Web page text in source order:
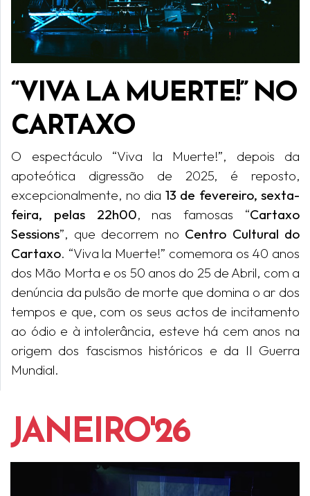
“VIVA LA MUERTE!” NO
CARTAXO
O espectáculo “Viva la Muerte!”, depois da
apoteótica digressão de 2025, é reposto,
excepcionalmente, no dia 13 de fevereiro, sexta-
feira, pelas 22h00, nas famosas “Cartaxo
Sessions”, que decorrem no Centro Cultural do
Cartaxo. “Viva la Muerte!” comemora os 40 anos
dos Mão Morta e os 50 anos do 25 de Abril, com a
denúncia da pulsão de morte que domina o ar dos
tempos e que, com os seus actos de incitamento
ao ódio e à intolerância, esteve há cem anos na
origem dos fascismos históricos e da II Guerra
Mundial.
JANEIRO'26